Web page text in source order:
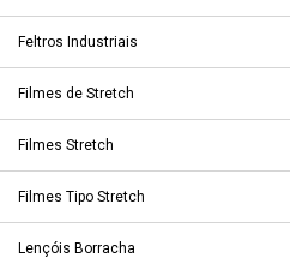
Feltros Industriais
Filmes de Stretch
Filmes Stretch
Filmes Tipo Stretch
Lençóis Borracha